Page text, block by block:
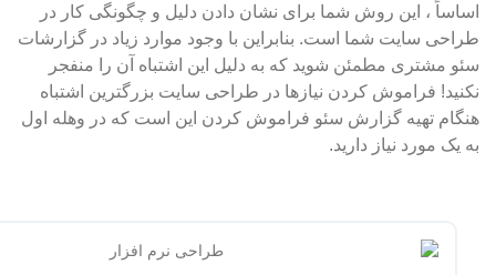
اساساً ، این روش شما برای نشان دادن دلیل و چگونگی کار در
طراحی سایت شما است. بنابراین با وجود موارد زیاد در گزارشات
سئو مشتری مطمئن شوید که به دلیل این اشتباه آن را منفجر
نکنید! فراموش کردن نیازها در طراحی سایت بزرگترین اشتباه
هنگام تهیه گزارش سئو فراموش کردن این است که در وهله اول
به یک مورد نیاز دارید.